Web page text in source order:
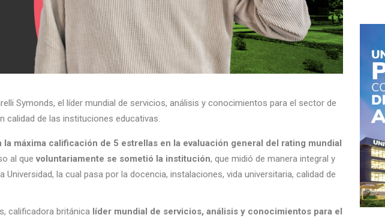
Symonds, el líder mundial de servicios, análisis y conocimientos para el sector de
calidad de las instituciones educativas.
máxima calificación de 5 estrellas en la evaluación general del rating mundial
al que voluntariamente se sometió la institución, que midió de manera integral y
la cual pasa por la docencia, instalaciones, vida universitaria, calidad de
calificadora británica líder mundial de servicios, análisis y conocimientos para el